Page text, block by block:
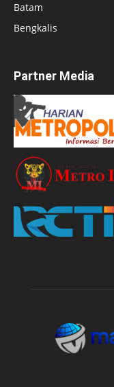
Batam
Bengkalis
Partner Media